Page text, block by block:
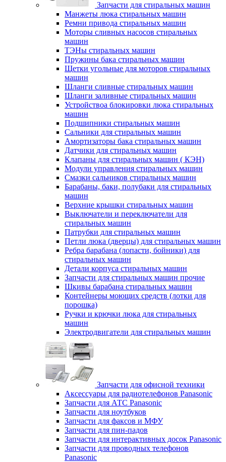
Запчасти для стиральных машин
Манжеты люка стиральных машин
Ремни привода стиральных машин
Моторы сливных насосов стиральных
машин
ТЭНы стиральных машин
Пружины бака стиральных машин
Щетки угольные для моторов стиральных
машин
Шланги сливные стиральных машин
Шланги заливные стиральных машин
Устройствоа блокировки люка стиральных
машин
Подшипники стиральных машин
Сальники для стиральных машин
Амортизаторы бака стиральных машин
Датчики для стиральных машин
Клапаны для стиральных машин ( КЭН)
Модули управления стиральных машин
Смазки сальников стиральных машин
Барабаны, баки, полубаки для стиральных
машин
Верхние крышки стиральных машин
Выключатели и переключатели для
стиральных машин
Патрубки для стиральных машин
Петли люка (дверцы) для стиральных машин
Ребра барабана (лопасти, бойники) для
стиральных машин
Детали корпуса стиральных машин
Запчасти для стиральных машин прочие
Шкивы барабана стиральных машин
Контейнеры моющих средств (лотки для
порошка)
Ручки и крючки люка для стиральных
машин
Электродвигатели для стиральных машин
Запчасти для офисной техники
Аксессуары для радиотелефонов Panasonic
Запчасти для АТС Panasonic
Запчасти для ноутбуков
Запчасти для факсов и МФУ
Запчасти для пин-падов
Запчасти для интерактивных досок Panasonic
Запчасти для проводных телефонов
Panasonic